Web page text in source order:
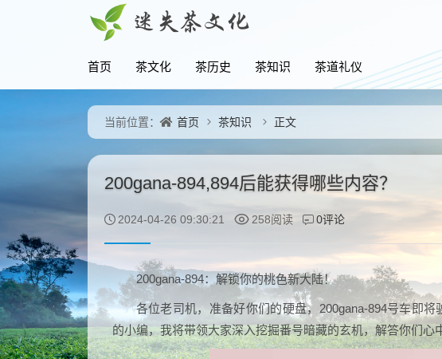
首页 茶文化 茶历史 茶知识 茶道礼仪
当前位置： 首页 茶知识 正文
200gana-894,894后能获得哪些内容？
2024-04-26 09:30:21 258阅读 0评论
200gana-894：解锁你的桃色新大陆！
各位老司机，准备好你们的硬盘，200gana-894号车即
的小编，我将带领大家深入挖掘番号暗藏的玄机，解答你们心